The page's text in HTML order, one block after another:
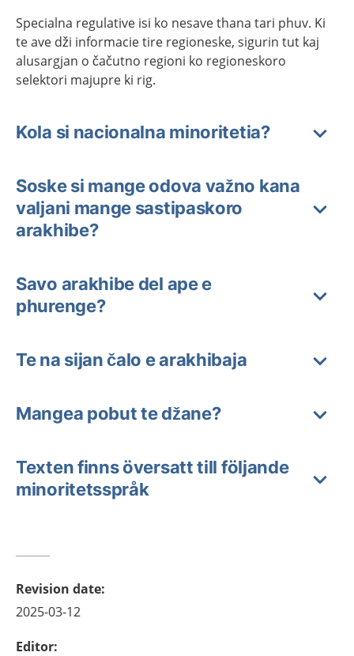
Specialna regulative isi ko nesave thana tari phuv. Ki
te ave dži informacie tire regioneske, sigurin tut kaj
alusargjan o čačutno regioni ko regioneskoro
selektori majupre ki rig.
Kola si nacionalna minoritetia?
Soske si mange odova važno kana
valjani mange sastipaskoro
arakhibe?
Savo arakhibe del ape e
phurenge?
Te na sijan čalo e arakhibaja
Mangea pobut te džane?
Texten finns översatt till följande
minoritetsspråk
Revision date:
2025-03-12
Editor: